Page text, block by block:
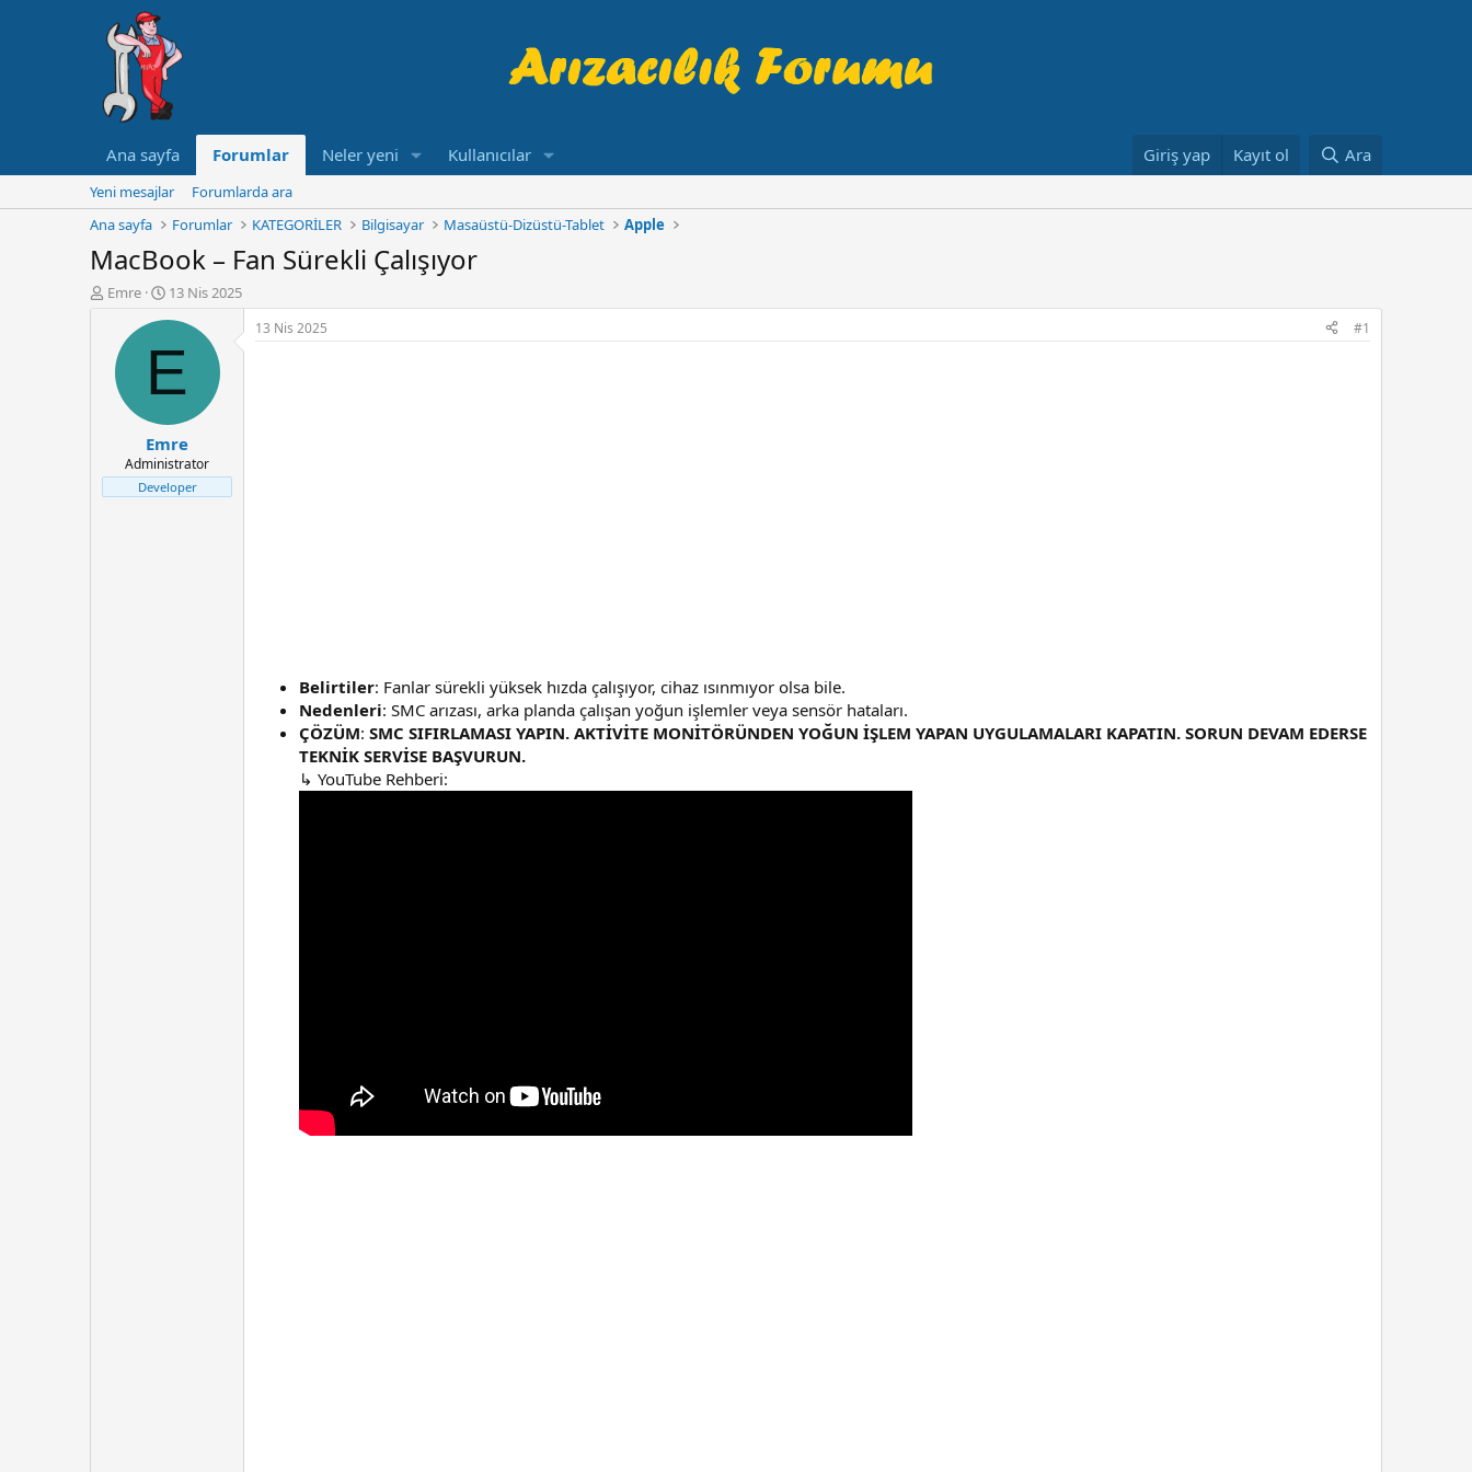
Ana sayfa Forumlar Neler yeni Kullanıcılar Giriş yap Kayıt ol Ara
Yeni mesajlar
Forumlarda ara
Ana sayfa
Forumlar KATEGORİLER Bilgisayar Masaüstü-Dizüstü-Tablet Apple
MacBook – Fan Sürekli Çalışıyor
K
Emre
B
l
a
n
ı
ç
t
a
13 Nis 2025
E
Emre
Administrator
Developer
13 Nis 2025 #1
Belirtiler: Fanlar sürekli yüksek hızda çalışıyor, cihaz ısınmıyor olsa bile.
Nedenleri: SMC arızası, arka planda çalışan yoğun işlemler veya sensör hataları.
ÇÖZÜM: SMC SIFIRLAMASI YAPIN. AKTİVİTE MONİTÖRÜNDEN YOĞUN İŞLEM YAPAN UYGULAMALARI KAPATIN. SORUN DEVAM EDERSE
TEKNİK SERVİSE BAŞVURUN.
↳ YouTube Rehberi: